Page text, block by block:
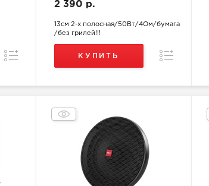
Сравнение
2 390 р.
13см 2-х полосная/50Вт/4Ом/бумага
/без грилей!!!
КУПИТЬ Сравнение